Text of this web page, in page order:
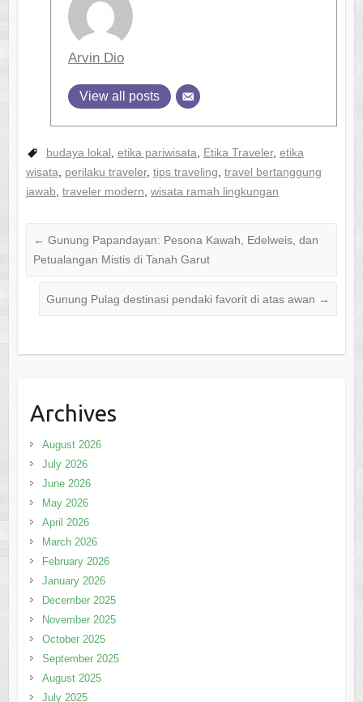
Arvin Dio
View all posts
budaya lokal etika pariwisata Etika Traveler, etika
wisata
perilaku traveler, tips traveling travel bertanggung
jawab traveler modern wisata ramah lingkungan
← Gunung Papandayan: Pesona Kawah, Edelweis, dan
Petualangan Mistis di Tanah Garut
Gunung Pulag destinasi pendaki favorit di atas awan →
Archives
August 2026
July 2026
June 2026
May 2026
April 2026
March 2026
February 2026
January 2026
December 2025
November 2025
October 2025
September 2025
August 2025
July 2025